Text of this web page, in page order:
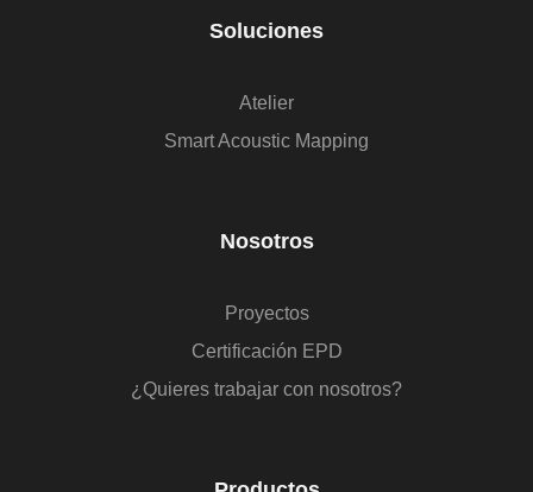
Soluciones
Atelier
Smart Acoustic Mapping
Nosotros
Proyectos
Certificación EPD
¿Quieres trabajar con nosotros?